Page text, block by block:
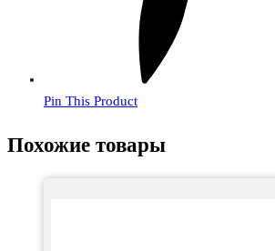
Pin This Product
Похожие товары